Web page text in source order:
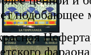
подобающее